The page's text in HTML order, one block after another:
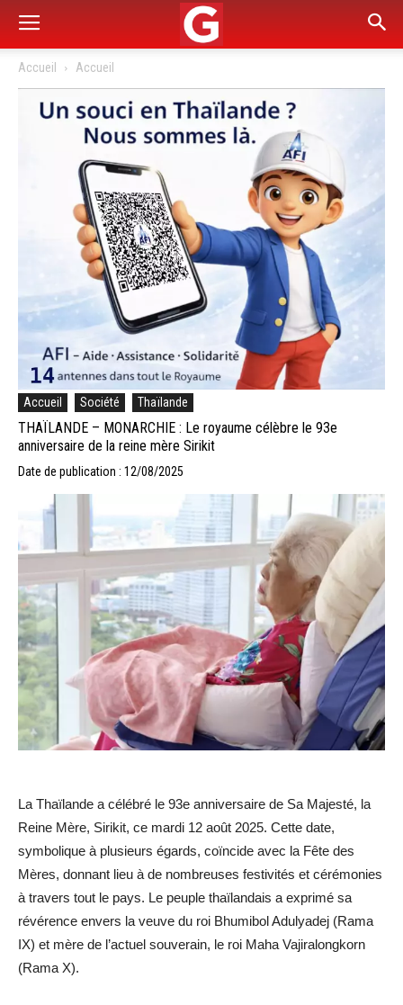
Accueil Accueil
Accueil Société Thaïlande
THAÏLANDE – MONARCHIE : Le royaume célèbre le 93e
anniversaire de la reine mère Sirikit
Date de publication : 12/08/2025
La Thaïlande a célébré le 93e anniversaire de Sa Majesté, la
Reine Mère, Sirikit, ce mardi 12 août 2025. Cette date,
symbolique à plusieurs égards, coïncide avec la Fête des
Mères, donnant lieu à de nombreuses festivités et cérémonies
à travers tout le pays. Le peuple thaïlandais a exprimé sa
révérence envers la veuve du roi Bhumibol Adulyadej (Rama
IX) et mère de l’actuel souverain, le roi Maha Vajiralongkorn
(Rama X).